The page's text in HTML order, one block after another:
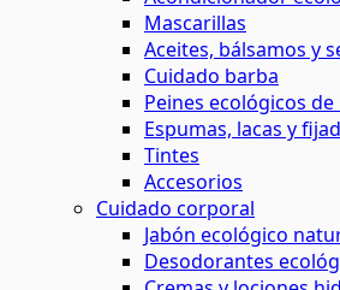
Mascarillas
Aceites, bálsamos y
Cuidado barba
Peines ecológicos
Espumas, lacas y
Tintes
Accesorios
Cuidado corporal
Jabón ecológico
Desodorantes